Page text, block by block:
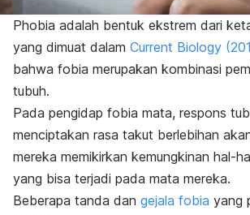
Phobia adalah bentuk ekstrem dari
yang dimuat dalam Current Biology
bahwa fobia merupakan kombinasi
tubuh.
Pada pengidap fobia mata, respons
menciptakan rasa takut berlebihan
mereka memikirkan kemungkinan hal-
yang bisa terjadi pada mata mereka.
Beberapa tanda dan gejala fobia yang